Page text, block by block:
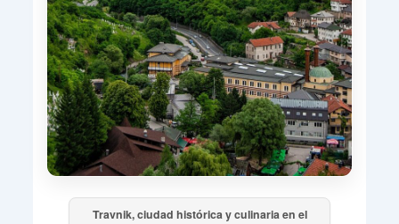
Travnik, ciudad histórica y culinaria en el